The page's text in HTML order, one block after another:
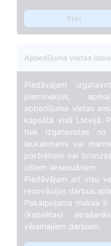
Pirkt
Apbedījuma vietas
Piedāvājam
pieminekļus,
apbedījuma vietas
kapsētā visā Latvijā.
tiek izgatavotas no
laukakmens vai
portretiem vai
citiem aksesuāriem.
Piedāvājam arī visu
renovācijas darbus
Pakalpojuma maksa
(kapsētas)
vēlamajiem darbiem.